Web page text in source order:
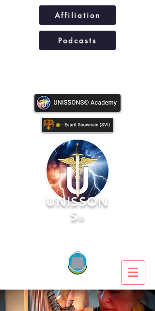
Affiliation
Podcasts
UNISSON
S©